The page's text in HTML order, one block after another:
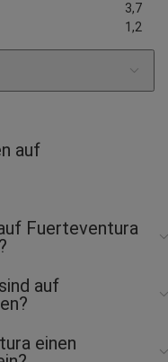
3,7
1,2
auf
Fuerteventura
auf
einen